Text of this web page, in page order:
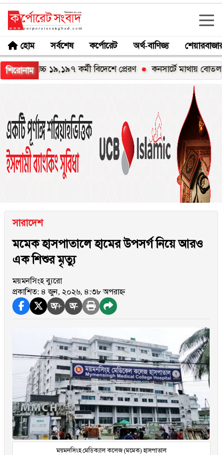
হোম সর্বশেষ কর্পোরেট অর্থ-বাণিজ্য
শিরোনাম
১৯,১৯৭ কর্মী বিদেশে প্রেরণ কনসার্টে মাথায় বোতল আঘাত:
সারাদেশ
মমেক হাসপাতালে হামের উপসর্গ নিয়ে আরও
এক শিশুর মৃত্যু
ময়মনসিংহ ব্যুরো
প্রকাশিত: ৪ জুন, ২০২৬, ৪:৩৮ অপরাহ্ন
অ+ অ-
ময়মনসিংহ মেডিক্যাল কলেজ (মমেক) হাসপাতাল